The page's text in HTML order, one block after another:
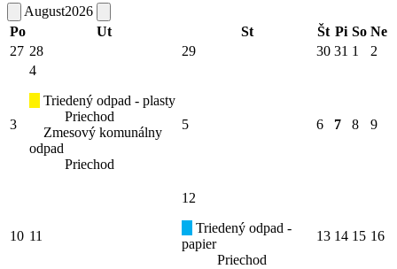
August2026
Po
Ut St Št Pi So Ne
27 28 29 30 31 1 2
3
4
Triedený odpad - plasty
Priechod
Zmesový komunálny
odpad
Priechod
5 6 7 8 9
10 11
12
Triedený odpad -
papier
Priechod
13 14 15 16